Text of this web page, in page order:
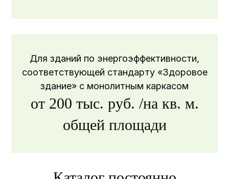
Монолитные каркасы
Быстровозводимые здания
Для зданий по энергоэффективности,
соответствующей стандарту «Здоровое
здание» с монолитным каркасом
от 200 тыс. руб. /на кв. м.
общей площади